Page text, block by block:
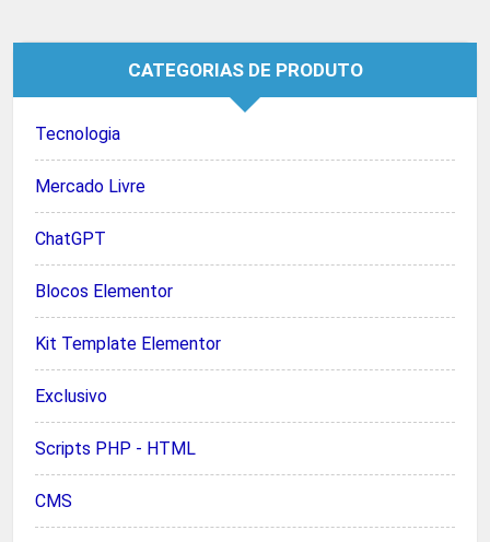
CATEGORIAS DE PRODUTO
Tecnologia
Mercado Livre
ChatGPT
Blocos Elementor
Kit Template Elementor
Exclusivo
Scripts PHP - HTML
CMS